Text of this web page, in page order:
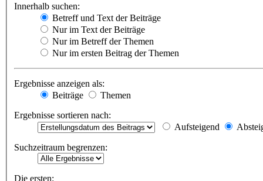
Innerhalb suchen:
Betreff und Text der Beiträge
Nur im Text der Beiträge
Nur im Betreff der Themen
Nur im ersten Beitrag der Themen
Ergebnisse anzeigen als:
Beiträge
Themen
Ergebnisse sortieren nach:
Aufsteigend
Suchzeitraum begrenzen:
Die ersten: